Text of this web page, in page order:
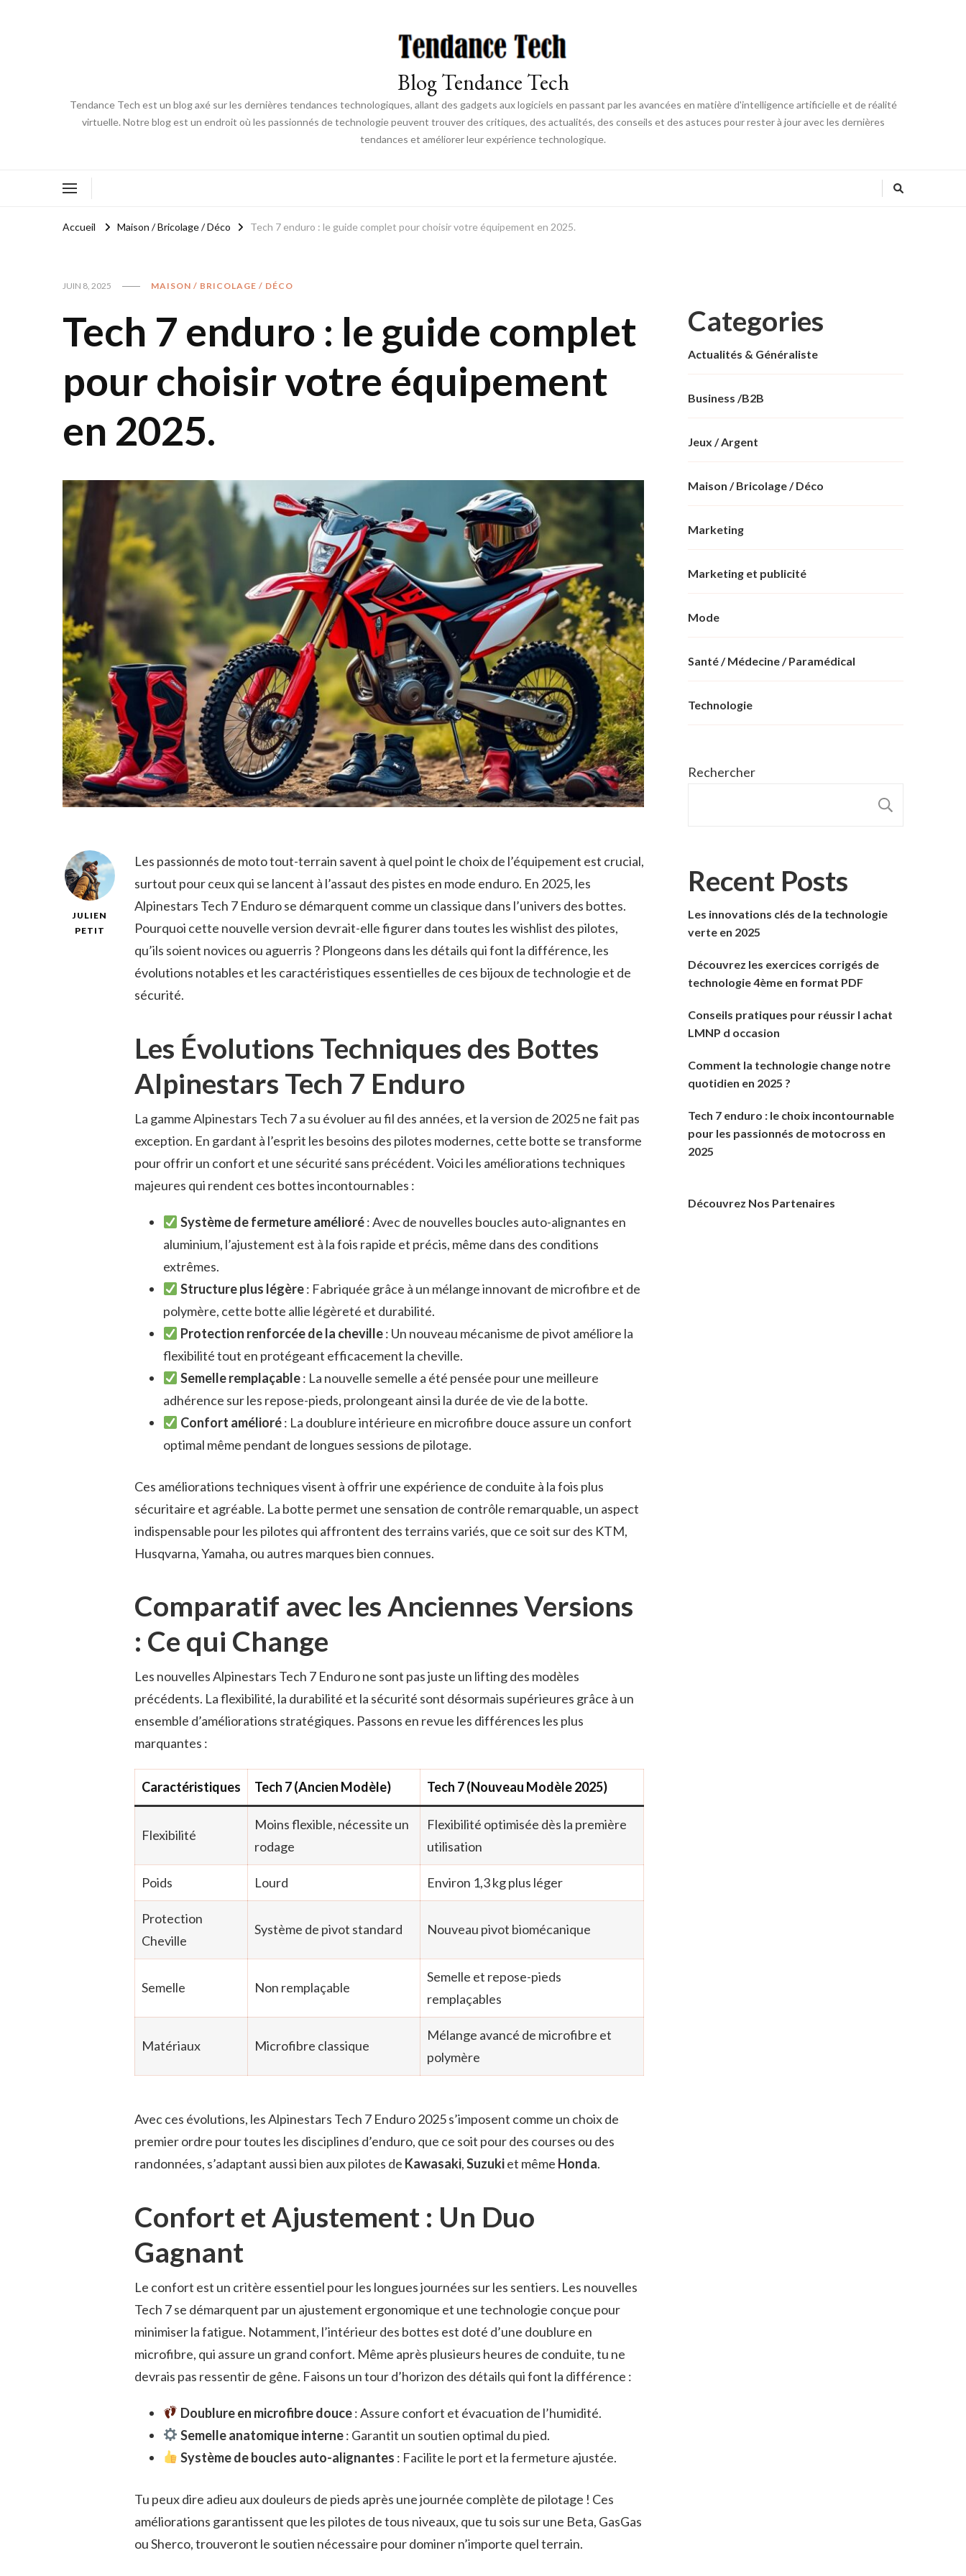
Blog Tendance Tech
Tendance Tech est un blog axé sur les dernières tendances technologiques, allant des gadgets aux logiciels en passant par les avancées en matière d'intelligence artificielle et de réalité
virtuelle. Notre blog est un endroit où les passionnés de technologie peuvent trouver des critiques, des actualités, des conseils et des astuces pour rester à jour avec les dernières
tendances et améliorer leur expérience technologique.
Accueil Maison / Bricolage / Déco Tech 7 enduro : le guide complet pour choisir votre équipement en 2025.
JUIN 8, 2025 MAISON / BRICOLAGE / DÉCO
Tech 7 enduro : le guide complet
pour choisir votre équipement
en 2025.
JULIEN
PETIT
Les passionnés de moto tout-terrain savent à quel point le choix de l’équipement est crucial,
surtout pour ceux qui se lancent à l’assaut des pistes en mode enduro. En 2025, les
Alpinestars Tech 7 Enduro se démarquent comme un classique dans l’univers des bottes.
Pourquoi cette nouvelle version devrait-elle figurer dans toutes les wishlist des pilotes,
qu’ils soient novices ou aguerris ? Plongeons dans les détails qui font la différence, les
évolutions notables et les caractéristiques essentielles de ces bijoux de technologie et de
sécurité.
Les Évolutions Techniques des Bottes
Alpinestars Tech 7 Enduro
La gamme Alpinestars Tech 7 a su évoluer au fil des années, et la version de 2025 ne fait pas
exception. En gardant à l’esprit les besoins des pilotes modernes, cette botte se transforme
pour offrir un confort et une sécurité sans précédent. Voici les améliorations techniques
majeures qui rendent ces bottes incontournables :
Système de fermeture amélioré: Avec de nouvelles boucles auto-alignantes en
aluminium, l’ajustement est à la fois rapide et précis, même dans des conditions
extrêmes.
Structure plus légère: Fabriquée grâce à un mélange innovant de microfibre et de
polymère, cette botte allie légèreté et durabilité.
Protection renforcée de la cheville: Un nouveau mécanisme de pivot améliore la
flexibilité tout en protégeant efficacement la cheville.
Semelle remplaçable: La nouvelle semelle a été pensée pour une meilleure
adhérence sur les repose-pieds, prolongeant ainsi la durée de vie de la botte.
Confort amélioré: La doublure intérieure en microfibre douce assure un confort
optimal même pendant de longues sessions de pilotage.
Ces améliorations techniques visent à offrir une expérience de conduite à la fois plus
sécuritaire et agréable. La botte permet une sensation de contrôle remarquable, un aspect
indispensable pour les pilotes qui affrontent des terrains variés, que ce soit sur des KTM,
Husqvarna, Yamaha, ou autres marques bien connues.
Comparatif avec les Anciennes Versions
: Ce qui Change
Les nouvelles Alpinestars Tech 7 Enduro ne sont pas juste un lifting des modèles
précédents. La flexibilité, la durabilité et la sécurité sont désormais supérieures grâce à un
ensemble d’améliorations stratégiques. Passons en revue les différences les plus
marquantes :
Caractéristiques Tech 7 (Ancien Modèle) Tech 7 (Nouveau Modèle 2025)
Flexibilité
Moins flexible, nécessite un
rodage
Flexibilité optimisée dès la première
utilisation
Poids Lourd Environ 1,3 kg plus léger
Protection
Cheville
Système de pivot standard Nouveau pivot biomécanique
Semelle Non remplaçable
Semelle et repose-pieds
remplaçables
Matériaux Microfibre classique
Mélange avancé de microfibre et
polymère
Avec ces évolutions, les Alpinestars Tech 7 Enduro 2025 s’imposent comme un choix de
premier ordre pour toutes les disciplines d’enduro, que ce soit pour des courses ou des
randonnées, s’adaptant aussi bien aux pilotes de Kawasaki,Suzukiet même Honda.
Confort et Ajustement : Un Duo
Gagnant
Le confort est un critère essentiel pour les longues journées sur les sentiers. Les nouvelles
Tech 7 se démarquent par un ajustement ergonomique et une technologie conçue pour
minimiser la fatigue. Notamment, l’intérieur des bottes est doté d’une doublure en
microfibre, qui assure un grand confort. Même après plusieurs heures de conduite, tu ne
devrais pas ressentir de gêne. Faisons un tour d’horizon des détails qui font la différence :
Doublure en microfibre douce: Assure confort et évacuation de l’humidité.
Semelle anatomique interne: Garantit un soutien optimal du pied.
Système de boucles auto-alignantes : Facilite le port et la fermeture ajustée.
Tu peux dire adieu aux douleurs de pieds après une journée complète de pilotage ! Ces
améliorations garantissent que les pilotes de tous niveaux, que tu sois sur une Beta, GasGas
ou Sherco, trouveront le soutien nécessaire pour dominer n’importe quel terrain.
Categories
Actualités & Généraliste
Business /B2B
Jeux / Argent
Maison / Bricolage / Déco
Marketing
Marketing et publicité
Mode
Santé / Médecine / Paramédical
Technologie
Rechercher
Recent Posts
Les innovations clés de la technologie
verte en 2025
Découvrez les exercices corrigés de
technologie 4ème en format PDF
Conseils pratiques pour réussir l achat
LMNP d occasion
Comment la technologie change notre
quotidien en 2025 ?
Tech 7 enduro : le choix incontournable
pour les passionnés de motocross en
2025
Découvrez Nos Partenaires